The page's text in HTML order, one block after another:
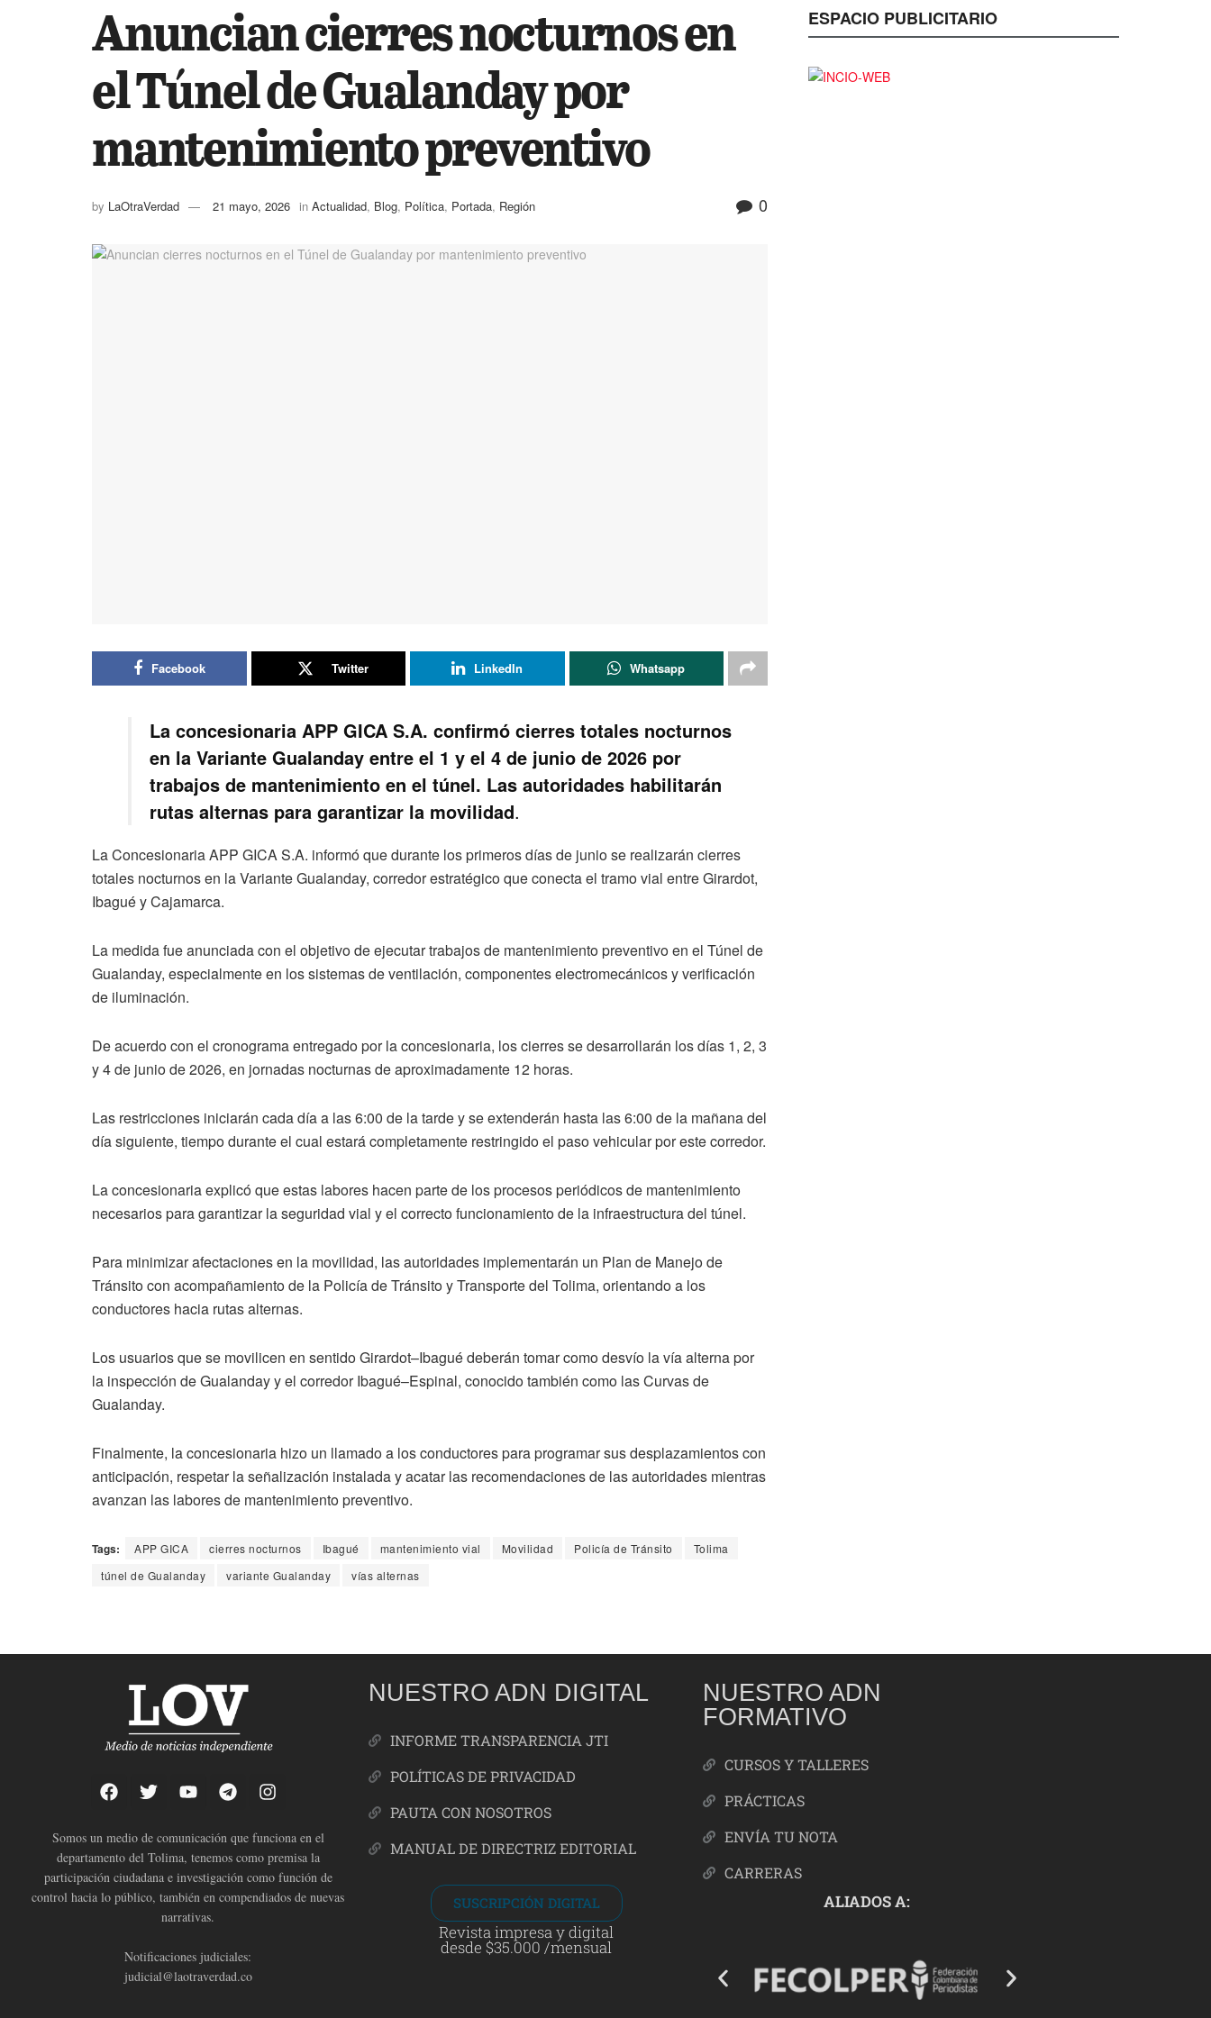
Anuncian cierres nocturnos en
el Túnel de Gualanday por
mantenimiento preventivo
by LaOtraVerdad 21 mayo, 2026 in Actualidad, Blog, Política, Portada, Región 0
Facebook Twitter LinkedIn Whatsapp
La concesionaria APP GICA S.A. confirmó cierres totales nocturnos
en la Variante Gualanday entre el 1 y el 4 de junio de 2026 por
trabajos de mantenimiento en el túnel. Las autoridades habilitarán
rutas alternas para garantizar la movilidad.
La Concesionaria APP GICA S.A. informó que durante los primeros días de junio se realizarán cierres
totales nocturnos en la Variante Gualanday, corredor estratégico que conecta el tramo vial entre Girardot,
Ibagué y Cajamarca.
La medida fue anunciada con el objetivo de ejecutar trabajos de mantenimiento preventivo en el Túnel de
Gualanday, especialmente en los sistemas de ventilación, componentes electromecánicos y verificación
de iluminación.
De acuerdo con el cronograma entregado por la concesionaria, los cierres se desarrollarán los días 1, 2, 3
y 4 de junio de 2026, en jornadas nocturnas de aproximadamente 12 horas.
Las restricciones iniciarán cada día a las 6:00 de la tarde y se extenderán hasta las 6:00 de la mañana del
día siguiente, tiempo durante el cual estará completamente restringido el paso vehicular por este corredor.
La concesionaria explicó que estas labores hacen parte de los procesos periódicos de mantenimiento
necesarios para garantizar la seguridad vial y el correcto funcionamiento de la infraestructura del túnel.
Para minimizar afectaciones en la movilidad, las autoridades implementarán un Plan de Manejo de
Tránsito con acompañamiento de la Policía de Tránsito y Transporte del Tolima, orientando a los
conductores hacia rutas alternas.
Los usuarios que se movilicen en sentido Girardot–Ibagué deberán tomar como desvío la vía alterna por
la inspección de Gualanday y el corredor Ibagué–Espinal, conocido también como las Curvas de
Gualanday.
Finalmente, la concesionaria hizo un llamado a los conductores para programar sus desplazamientos con
anticipación, respetar la señalización instalada y acatar las recomendaciones de las autoridades mientras
avanzan las labores de mantenimiento preventivo.
Tags: APP GICA cierres nocturnos Ibagué mantenimiento vial Movilidad Policía de Tránsito
Tolima
túnel de Gualanday
variante Gualanday vías alternas
ESPACIO PUBLICITARIO
Somos un medio de comunicación que funciona en el
departamento del Tolima, tenemos como premisa la
participación ciudadana e investigación como función de
control hacia lo público, también en compendiados de nuevas
narrativas.
Notificaciones judiciales:
judicial@laotraverdad.co
NUESTRO ADN DIGITAL
INFORME TRANSPARENCIA JTI
POLÍTICAS DE PRIVACIDAD
PAUTA CON NOSOTROS
MANUAL DE DIRECTRIZ EDITORIAL
SUSCRIPCIÓN DIGITAL
Revista impresa y digital
desde $35.000 /mensual
NUESTRO ADN
FORMATIVO
CURSOS Y TALLERES
PRÁCTICAS
ENVÍA TU NOTA
CARRERAS
ALIADOS A: